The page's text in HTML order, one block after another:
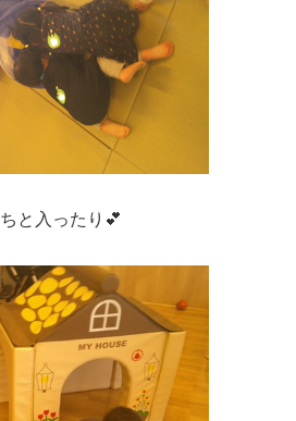
と入ったり💕